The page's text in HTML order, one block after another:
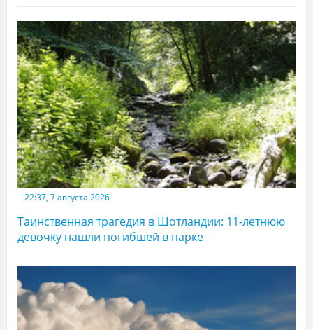
22:37, 7 августа 2026
Таинственная трагедия в Шотландии: 11-летнюю
девочку нашли погибшей в парке